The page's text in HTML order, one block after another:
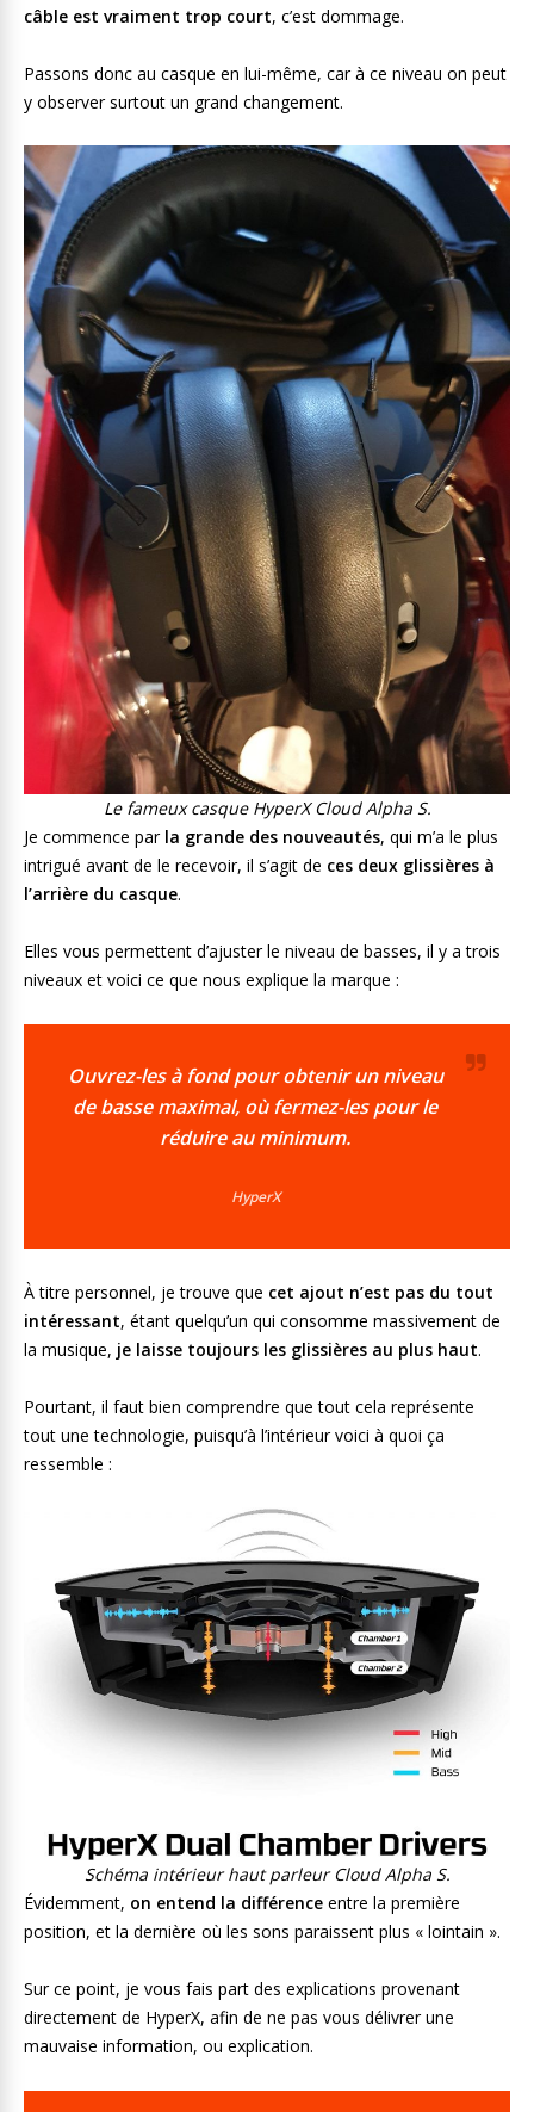
câble est vraiment trop court, c’est dommage.
Passons donc au casque en lui-même, car à ce niveau on peut
y observer surtout un grand changement.
Le fameux casque HyperX Cloud Alpha S.
Je commence parla grande des nouveautés, qui m’a le plus
intrigué avant de le recevoir, il s’agit de ces deux glissières à
l’arrière du casque.
Elles vous permettent d’ajuster le niveau de basses, il y a trois
niveaux et voici ce que nous explique la marque :
Ouvrez-les à fond pour obtenir un niveau
de basse maximal, où fermez-les pour le
réduire au minimum.
HyperX
À titre personnel, je trouve que cet ajout n’est pas du tout
intéressant, étant quelqu’un qui consomme massivement de
la musique, je laisse toujours les glissières au plus haut.
Pourtant, il faut bien comprendre que tout cela représente
tout une technologie, puisqu’à l’intérieur voici à quoi ça
ressemble :
Schéma intérieur haut parleur Cloud Alpha S.
Évidemment, on entend la différence entre la première
position, et la dernière où les sons paraissent plus « lointain ».
Sur ce point, je vous fais part des explications provenant
directement de HyperX, afin de ne pas vous délivrer une
mauvaise information, ou explication.